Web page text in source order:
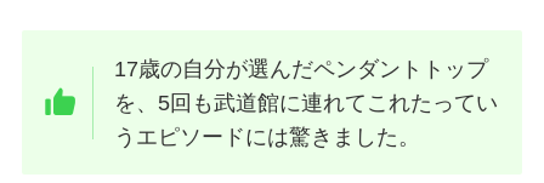
17歳の自分が選んだペンダントトップ
を、5回も武道館に連れてこれたってい
うエピソードには驚きました。